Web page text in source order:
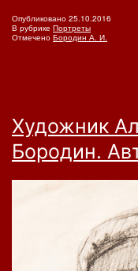
Опубликовано 25.10.2016
В рубрике Портреты
Отмечено Бородин А. И.
Художник
Бородин.